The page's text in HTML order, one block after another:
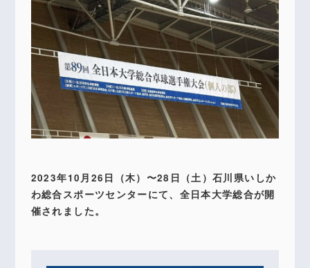
2023年10月26日（木）〜28日（土）石川県いしか
わ総合スポーツセンターにて、全日本大学総合が開
催されました。